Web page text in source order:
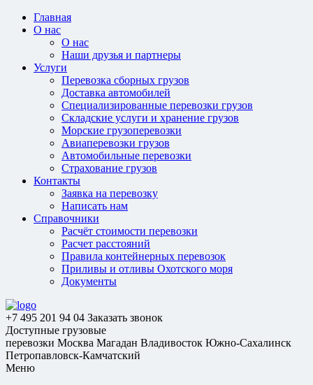
Главная
О нас
О нас
Наши друзья и партнеры
Услуги
Перевозка сборных грузов
Доставка автомобилей
Специализированные перевозки грузов
Складские услуги и хранение грузов
Морские грузоперевозки
Авиаперевозки грузов
Автомобильные перевозки
Страхование грузов
Контакты
Заявка на перевозку
Написать нам
Справочники
Расчёт стоимости перевозки
Расчет расстояний
Правила контейнерных перевозок
Приливы и отливы Охотского моря
Документы
+7 495 201 94 04 Заказать звонок
Доступные грузовые
перевозки Москва Магадан Владивосток Южно-Сахалинск
Петропавловск-Камчатский
Меню